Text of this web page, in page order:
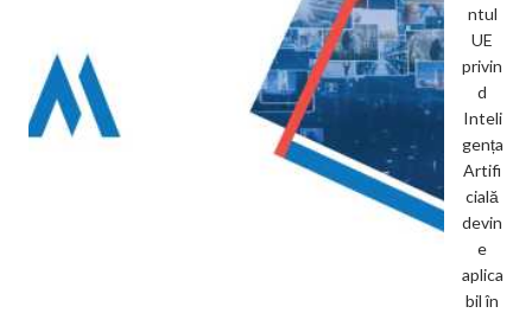
ntul
UE
privin
d
Inteli
gența
Artifi
cială
devin
e
aplica
bil în